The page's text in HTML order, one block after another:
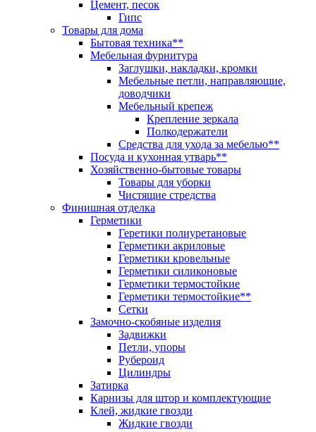
Цемент, песок
Гипс
Товары для дома
Бытовая техника**
Мебельная фурнитура
Заглушки, накладки, кромки
Мебельные петли, направляющие,
доводчики
Мебельный крепеж
Крепление зеркала
Полкодержатели
Средства для ухода за мебелью**
Посуда и кухонная утварь**
Хозяйственно-бытовые товары
Товары для уборки
Чистящие стредства
Финишная отделка
Герметики
Геретики полиуретановые
Герметики акриловые
Герметики кровельные
Герметики силиконовые
Герметики термостойкие
Герметики термостойкие**
Сетки
Замочно-скобяные изделия
Задвижки
Петли, упоры
Рубероид
Цилиндры
Затирка
Карнизы для штор и комплектующие
Клей, жидкие гвозди
Жидкие гвозди